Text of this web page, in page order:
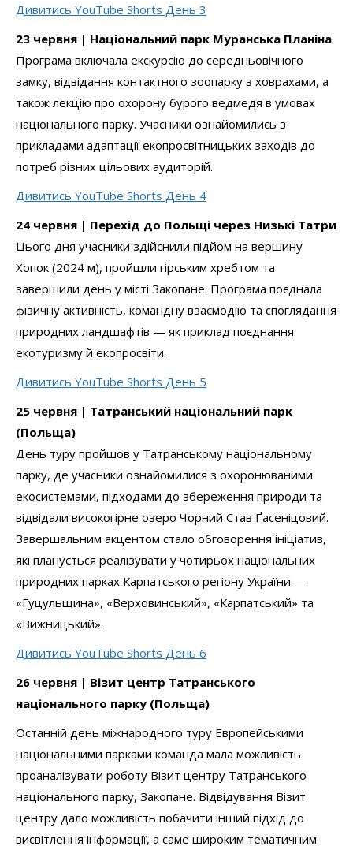
Дивитись YouTube Shorts День 3
23 червня | Національний парк Муранська Планіна
Програма включала екскурсію до середньовічного
замку, відвідання контактного зоопарку з ховрахами, а
також лекцію про охорону бурого ведмедя в умовах
національного парку. Учасники ознайомились з
прикладами адаптації екопросвітницьких заходів до
потреб різних цільових аудиторій.
Дивитись YouTube Shorts День 4
24 червня | Перехід до Польщі через Низькі Татри
Цього дня учасники здійснили підйом на вершину
Хопок (2024 м), пройшли гірським хребтом та
завершили день у місті Закопане. Програма поєднала
фізичну активність, командну взаємодію та споглядання
природних ландшафтів — як приклад поєднання
екотуризму й екопросвіти.
Дивитись YouTube Shorts День 5
25 червня | Татранський національний парк
(Польща)
День туру пройшов у Татранському національному
парку, де учасники ознайомилися з охоронюваними
екосистемами, підходами до збереження природи та
відвідали високогірне озеро Чорний Став Ґасеніцовий.
Завершальним акцентом стало обговорення ініціатив,
які планується реалізувати у чотирьох національних
природних парках Карпатського регіону України —
«Гуцульщина», «Верховинський», «Карпатський» та
«Вижницький».
Дивитись YouTube Shorts День 6
26 червня | Візит центр Татранського
національного парку (Польща)
Останній день міжнародного туру Европейськими
національними парками команда мала можливість
проаналізувати роботу Візит центру Татранського
національного парку, Закопане. Відвідування Візит
центру дало можливість побачити інший підхід до
висвітлення інформації, а саме широким тематичним